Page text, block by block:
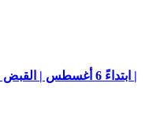
.. ابتداءً 6 أغسطس | القبض على المهربين: عمليات ضبط إستوائية |